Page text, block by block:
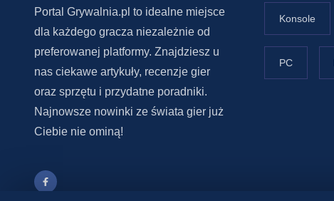
Portal Grywalnia.pl to idealne miejsce
dla każdego gracza niezależnie od
preferowanej platformy. Znajdziesz u
nas ciekawe artykuły, recenzje gier
oraz sprzętu i przydatne poradniki.
Najnowsze nowinki ze świata gier już
Ciebie nie ominą!
Konsole
PC